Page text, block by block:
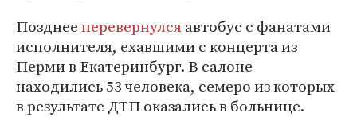
Позднееперевернулсяавтобус с фанатами
исполнителя, ехавшими с концерта из
Перми в Екатеринбург. В салоне
находились 53 человека, семеро из которых
в результате ДТП оказались в больнице.